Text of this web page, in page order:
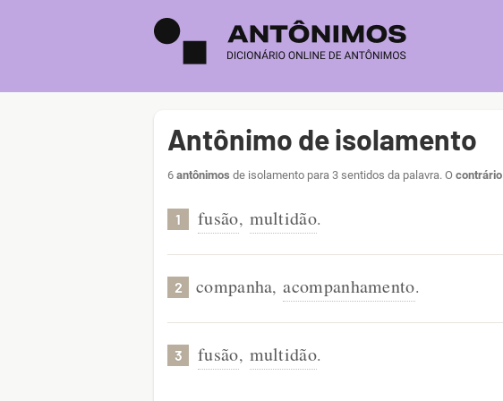
Antônimo de isolamento
6 antônimos de isolamento para 3 sentidos da palavra. O contrário
1 fusão, multidão.
2 companha, acompanhamento.
3 fusão, multidão.